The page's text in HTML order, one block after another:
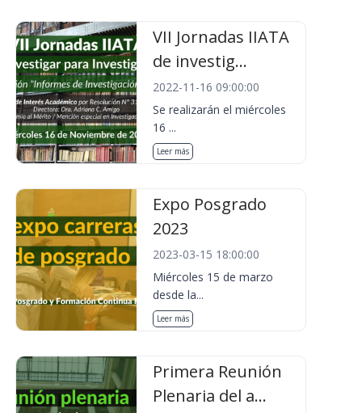
VII Jornadas IIATA
de investig...
2022-11-16 09:00:00
Se realizarán el miércoles
16 ...
Leer más
Expo Posgrado
2023
2023-03-15 18:00:00
Miércoles 15 de marzo
desde la...
Leer más
Primera Reunión
Plenaria del a...